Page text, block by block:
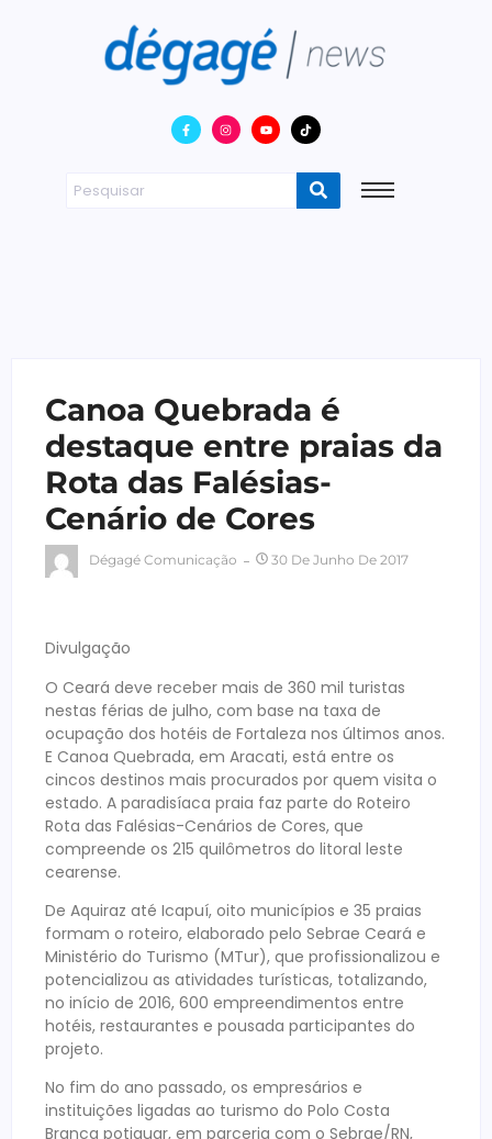
Canoa Quebrada é
destaque entre praias da
Rota das Falésias-
Cenário de Cores
Dégagé Comunicação 30 De Junho De 2017
Divulgação
O Ceará deve receber mais de 360 mil turistas
nestas férias de julho, com base na taxa de
ocupação dos hotéis de Fortaleza nos últimos anos.
E Canoa Quebrada, em Aracati, está entre os
cincos destinos mais procurados por quem visita o
estado. A paradisíaca praia faz parte do Roteiro
Rota das Falésias-Cenários de Cores, que
compreende os 215 quilômetros do litoral leste
cearense.
De Aquiraz até Icapuí, oito municípios e 35 praias
formam o roteiro, elaborado pelo Sebrae Ceará e
Ministério do Turismo (MTur), que profissionalizou e
potencializou as atividades turísticas, totalizando,
no início de 2016, 600 empreendimentos entre
hotéis, restaurantes e pousada participantes do
projeto.
No fim do ano passado, os empresários e
instituições ligadas ao turismo do Polo Costa
Branca potiguar, em parceria com o Sebrae/RN,